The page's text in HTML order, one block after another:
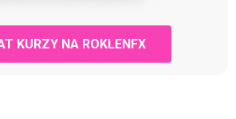
KURZY NA ROKLENFX